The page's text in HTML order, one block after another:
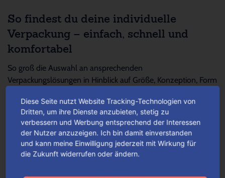
So findest du deine individuelle
Verpackung – einfach, schnell und
komfortabel
So groß die Auswahl an ansprechenden
Verpackungslösungen in Hinblick auf Größe, Konzeption, Form
Für jeden Anlass Verpackungen
wunschgemäß konfigurieren
Je nach Verpackungstyp kannst du ganz einfach deine
Diese Seite nutzt Website Tracking-Technologien von
Dritten, um ihre Dienste anzubieten, stetig zu
verbessern und Werbung entsprechend der Interessen
der Nutzer anzuzeigen. Ich bin damit einverstanden
und kann meine Einwilligung jederzeit mit Wirkung für
die Zukunft widerrufen oder ändern.